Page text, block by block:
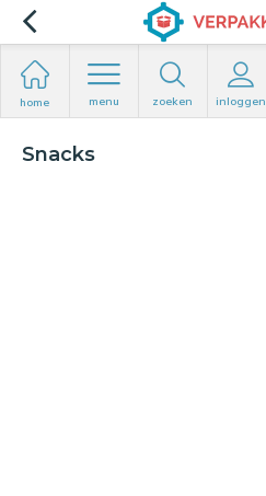
home menu zoeken inloggen
Snacks